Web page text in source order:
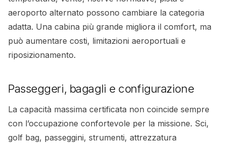
aeroporto alternato possono cambiare la categoria
adatta. Una cabina più grande migliora il comfort, ma
può aumentare costi, limitazioni aeroportuali e
riposizionamento.
Passeggeri, bagagli e configurazione
La capacità massima certificata non coincide sempre
con l’occupazione confortevole per la missione. Sci,
golf bag, passeggini, strumenti, attrezzatura